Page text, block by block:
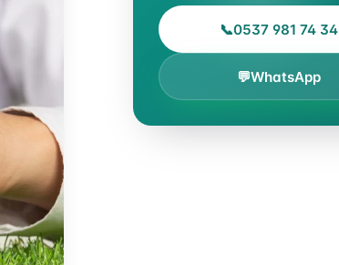
📞0537 981 74 34
💬WhatsApp